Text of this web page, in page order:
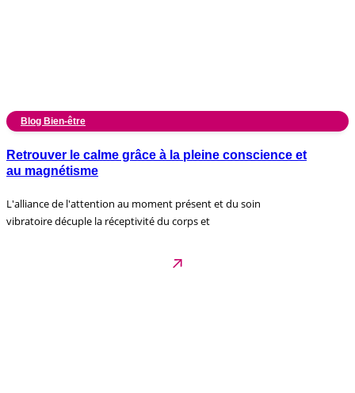
Blog Bien-être
Retrouver le calme grâce à la pleine conscience et
au magnétisme
L'alliance de l'attention au moment présent et du soin
vibratoire décuple la réceptivité du corps et